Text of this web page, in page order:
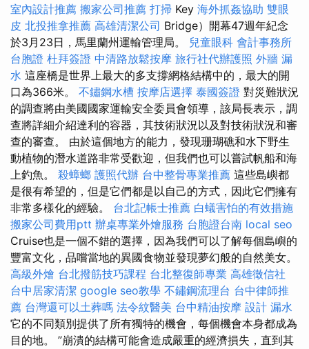
室內設計推薦 搬家公司推薦 打掃 Key 海外抓姦協助 雙眼
皮 北投推拿推薦 高雄清潔公司 Bridge）開幕47週年紀念
於3月23日，馬里蘭州運輸管理局。 兒童眼科 會計事務所
台胞證 杜拜簽證 中清路放鬆按摩 旅行社代辦護照 外牆 漏
水 這座橋是世界上最大的多支撐網格結構中的，最大的開
口為366米。 不鏽鋼水槽 按摩店選擇 泰國簽證 對災難狀況
的調查將由美國國家運輸安全委員會領導，該局長表示，調
查將詳細介紹達利的容器，其技術狀況以及對技術狀況和審
查的審查。 由於這個地方的能力，發現珊瑚礁和水下野生
動植物的潛水道路非常受歡迎，但我們也可以嘗試帆船和海
上釣魚。 殺蟑螂 護照代辦 台中整骨專業推薦 這些島嶼都
是很有希望的，但是它們都是以自己的方式，因此它們擁有
非常多樣化的經驗。 台北記帳士推薦 白蟻害怕的有效措施
搬家公司費用ptt 辦桌專業外燴服務 台胞證台南 local seo
Cruise也是一個不錯的選擇，因為我們可以了解每個島嶼的
豐富文化，品嚐當地的異國食物並發現夢幻般的自然美女。
高級外燴 台北撥筋技巧課程 台北整復師專業 高雄徵信社
台中居家清潔 google seo教學 不鏽鋼流理台 台中律師推
薦 台灣還可以土葬嗎 法令紋醫美 台中精油按摩 設計 漏水
它的不同類別提供了所有獨特的機會，每個機會本身都成為
目的地。 ”崩潰的結構可能會造成嚴重的經濟損失，直到其